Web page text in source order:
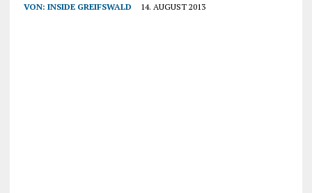
VON: INSIDE GREIFSWALD 14. AUGUST 2013